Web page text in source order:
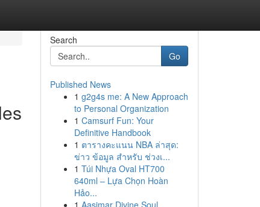
Search
Go
Published News
1 g2g4s me: A New Approach
to Personal Organization
1 Camsurf Fun: Your
Definitive Handbook
1 ตารางคะแนน NBA ล่าสุด:
ข่าว ข้อมูล สำหรับ ช่วงเ...
1 Túi Nhựa Oval HT700
640ml – Lựa Chọn Hoàn
Hảo...
1 Aasimar Divine Soul